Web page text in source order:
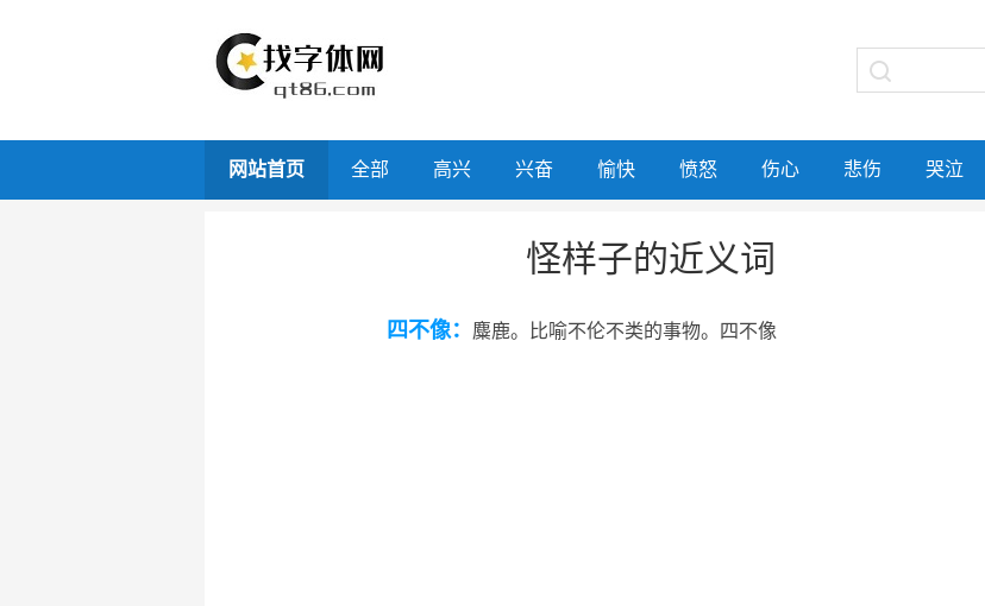
网站首页 全部 高兴 兴奋 愉快 愤怒 伤心 悲伤 哭泣
怪样子的近义词
四不像： 麋鹿。比喻不伦不类的事物。四不像